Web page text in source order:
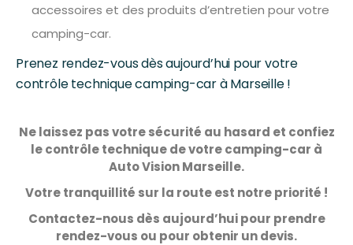
accessoires et des produits d’entretien pour votre
camping-car.
Prenez rendez-vous dès aujourd’hui pour votre
contrôle technique camping-car à Marseille !
Ne laissez pas votre sécurité au hasard et confiez
le contrôle technique de votre camping-car à
Auto Vision Marseille.
Votre tranquillité sur la route est notre priorité !
Contactez-nous dès aujourd’hui pour prendre
rendez-vous ou pour obtenir un devis.